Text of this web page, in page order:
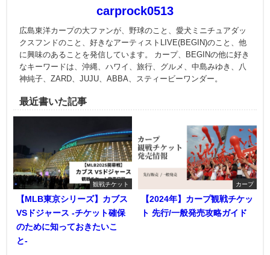
carprock0513
広島東洋カープの大ファンが、野球のこと、愛犬ミニチュアダッ
クスフンドのこと、好きなアーティストLIVE(BEGIN)のこと、他
に興味のあることを発信しています。 カープ、BEGINの他に好き
なキーワードは、沖縄、ハワイ、旅行、グルメ、中島みゆき、八
神純子、ZARD、JUJU、ABBA、スティービーワンダー。
最近書いた記事
観戦チケット
【MLB東京シリーズ】カブス
VSドジャース -チケット確保
のために知っておきたいこ
と-
カープ
【2024年】カープ観戦チケッ
ト 先行/一般発売攻略ガイド